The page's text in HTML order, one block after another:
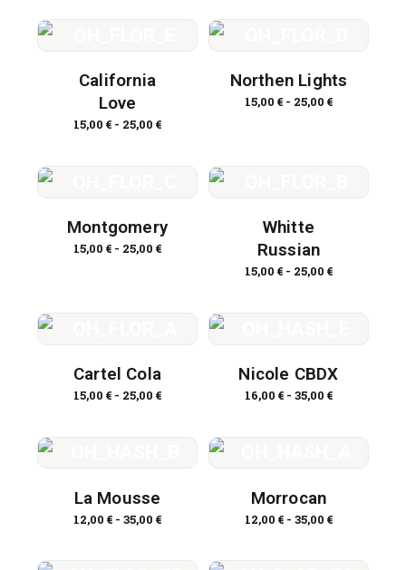
California
Love
15,00 € - 25,00 €
Northen Lights
15,00 € - 25,00 €
Montgomery
15,00 € - 25,00 €
Whitte
Russian
15,00 € - 25,00 €
Cartel Cola
15,00 € - 25,00 €
Nicole CBDX
16,00 € - 35,00 €
La Mousse
12,00 € - 35,00 €
Morrocan
12,00 € - 35,00 €